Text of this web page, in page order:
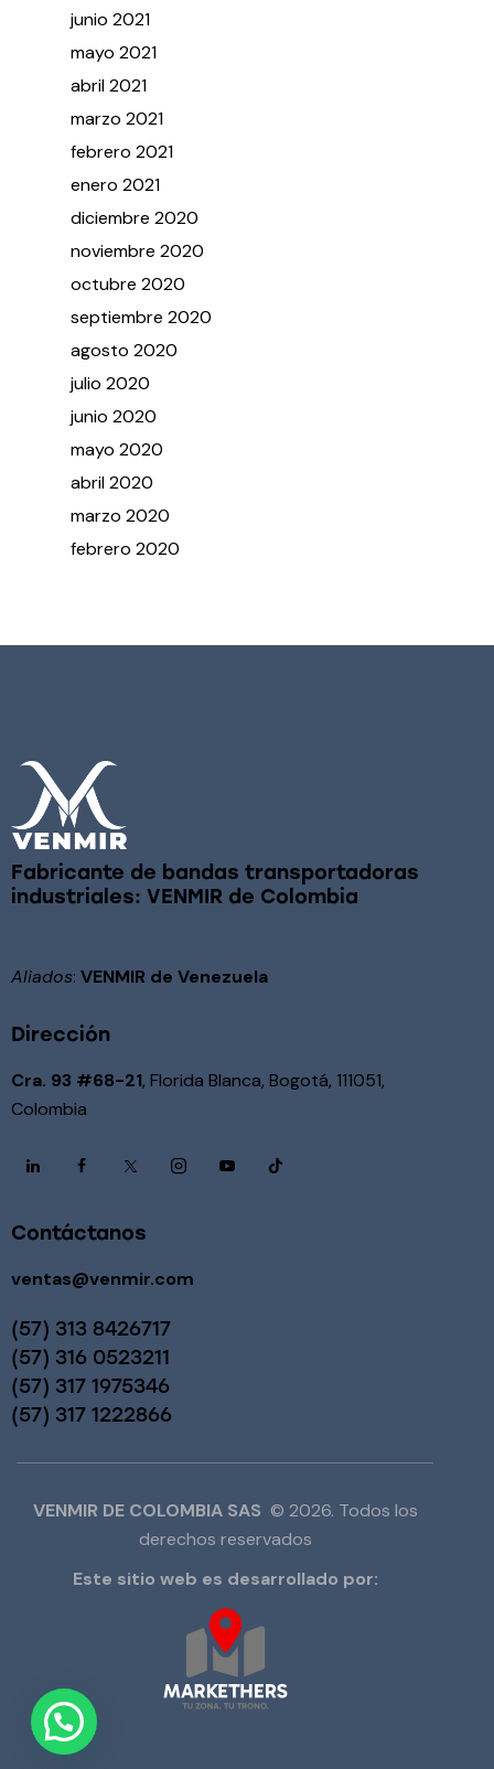
junio2021
mayo2021
abril2021
marzo2021
febrero2021
enero2021
diciembre2020
noviembre2020
octubre2020
septiembre2020
agosto2020
julio2020
junio2020
mayo2020
abril2020
marzo2020
febrero2020
Fabricante de bandas transportadoras
industriales: VENMIR de Colombia
Aliados: VENMIR de Venezuela
Dirección
Cra. 93 #68-21, Florida Blanca, Bogotá, 111051,
Colombia
Contáctanos
ventas@venmir.com
(57) 313 8426717
(57) 316 0523211
(57) 317 1975346
(57) 317 1222866
VENMIR DE COLOMBIA SAS © 2026. Todos los
derechos reservados
Este sitio web es desarrollado por: